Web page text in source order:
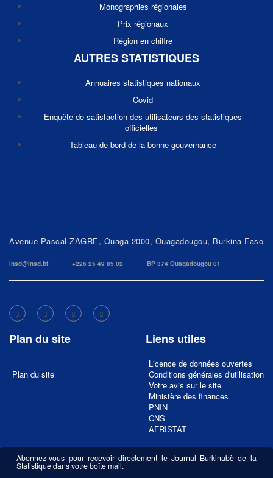
Monographies régionales
Prix régionaux
Région en chiffre
AUTRES STATISTIQUES
Annuaires statistiques nationaux
Covid
Enquête de satisfaction des utilisateurs des statistiques
officielles
Tableau de bord de la bonne gouvernance
Avenue Pascal ZAGRE, Ouaga 2000, Ouagadougou, Burkina Faso
insd@insd.bf +226 25 49 85 02 BP 374 Ouagadougou 01
Plan du site
Plan du site
Liens utiles
Licence de données ouvertes
Conditions générales d'utilisation
Votre avis sur le site
Ministère des finances
PNIN
CNS
AFRISTAT
Abonnez-vous pour recevoir directement le Journal Burkinabè de la
Statistique dans votre boîte mail.